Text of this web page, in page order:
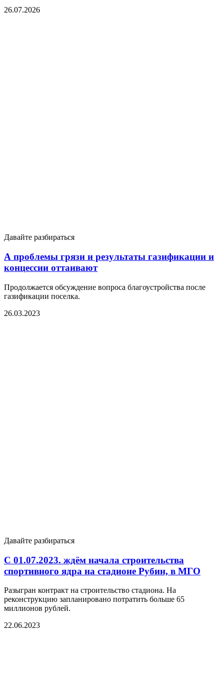
26.07.2026
Давайте разбираться
А проблемы грязи и результаты газификации и
концессии оттаивают
Продолжается обсуждение вопроса благоустройства после
газификации поселка.
26.03.2023
Давайте разбираться
С 01.07.2023. ждём начала строительства
спортивного ядра на стадионе Рубин, в МГО
Разыгран контракт на строительство стадиона. На
реконструкцию запланировано потратить больше 65
миллионов рублей.
22.06.2023